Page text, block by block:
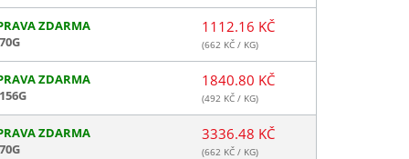
ZDARMA
1112.16 KČ
(662 KČ / KG)
ZDARMA
1840.80 KČ
(492 KČ / KG)
ZDARMA
3336.48 KČ
(662 KČ / KG)